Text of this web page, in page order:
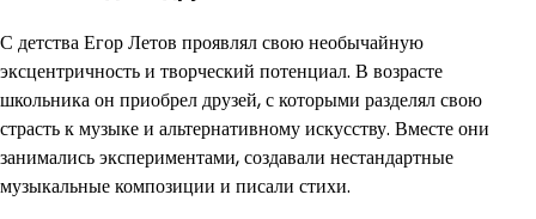
С детства Егор Летов проявлял свою необычайную
эксцентричность и творческий потенциал. В возрасте
школьника он приобрел друзей, с которыми разделял свою
страсть к музыке и альтернативному искусству. Вместе они
занимались экспериментами, создавали нестандартные
музыкальные композиции и писали стихи.